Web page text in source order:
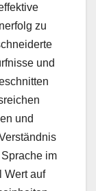
zu
und
und
im
Wert auf